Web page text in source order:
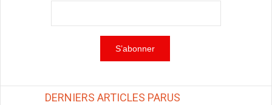
DERNIERS ARTICLES PARUS